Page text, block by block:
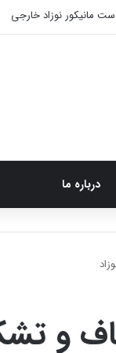
مانیکور نوزاد خارجی
درباره ما
و